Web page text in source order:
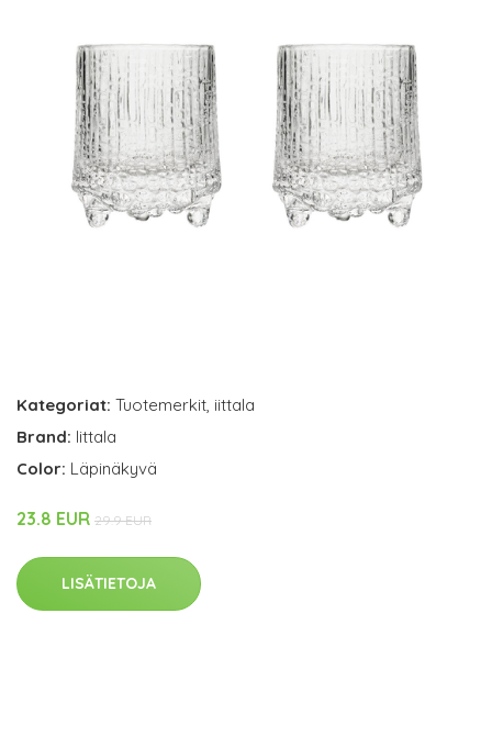
Kategoriat: Tuotemerkit, iittala
Brand: Iittala
Color: Läpinäkyvä
23.8 EUR 29.9 EUR
LISÄTIETOJA